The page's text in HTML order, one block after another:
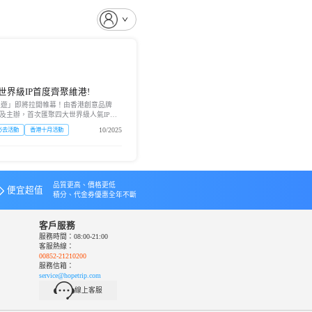
界級IP首度齊聚維港!
」即將拉開帷幕！由香港創意品牌
主辦，首次匯聚四大世界級人氣IP
A夢、KAWS & 芝麻街充滿活力...
去活動 香港十月活動 10/2025
便宜超值
品質更高、價格更低
積分、代金券優惠全年不斷
客戶服務
服務時間：08:00-21:00
客服熱線：
00852-21210200
服務信箱：
service@hopetrip.com
線上客服